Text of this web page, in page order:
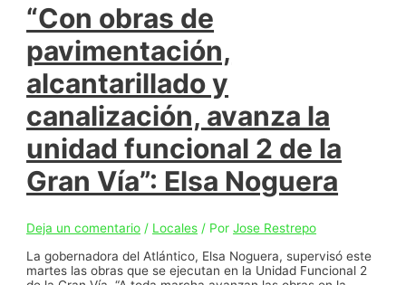
el
proyecto
de
ordenamiento
de
playa
Miramar,
en
Puerto
Colombia
“Con obras de
pavimentación,
alcantarillado y
canalización, avanza la
unidad funcional 2 de la
Gran Vía”: Elsa Noguera
Deja un comentario / Locales / PorJose Restrepo
La gobernadora del Atlántico, Elsa Noguera, supervisó este
martes las obras que se ejecutan en la Unidad Funcional 2